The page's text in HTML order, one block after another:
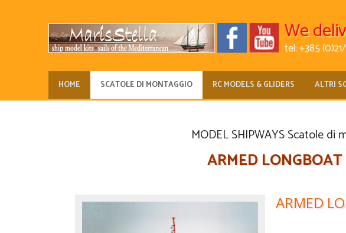
We
tel: +385
HOME SCATOLE DI MONTAGGIO RC MODELS & GLIDERS ALTRI
MODEL SHIPWAYS Scatole di
ARMED LONGBOAT
ARMED